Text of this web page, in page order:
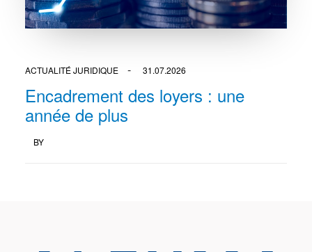
ACTUALITÉ JURIDIQUE 31.07.2026
Encadrement des loyers : une
année de plus
BY